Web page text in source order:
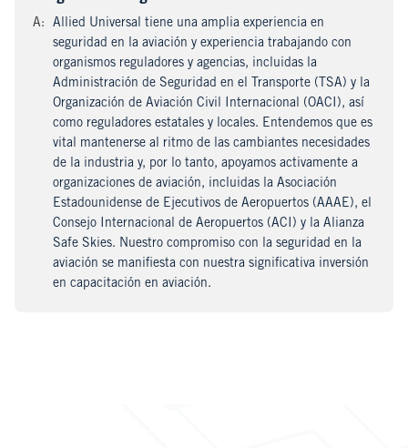
Answer
:
Allied Universal tiene una amplia experiencia en
seguridad en la aviación y experiencia trabajando con
organismos reguladores y agencias, incluidas la
Administración de Seguridad en el Transporte (TSA) y la
Organización de Aviación Civil Internacional (OACI), así
como reguladores estatales y locales. Entendemos que es
vital mantenerse al ritmo de las cambiantes necesidades
de la industria y, por lo tanto, apoyamos activamente a
organizaciones de aviación, incluidas la Asociación
Estadounidense de Ejecutivos de Aeropuertos (AAAE), el
Consejo Internacional de Aeropuertos (ACI) y la Alianza
Safe Skies. Nuestro compromiso con la seguridad en la
aviación se manifiesta con nuestra significativa inversión
en capacitación en aviación.